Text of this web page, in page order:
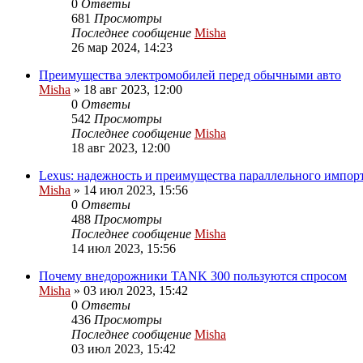
0 Ответы
681 Просмотры
Последнее сообщение Misha
26 мар 2024, 14:23
Преимущества электромобилей перед обычными авто
Misha » 18 авг 2023, 12:00
0 Ответы
542 Просмотры
Последнее сообщение Misha
18 авг 2023, 12:00
Lexus: надежность и преимущества параллельного
Misha » 14 июл 2023, 15:56
0 Ответы
488 Просмотры
Последнее сообщение Misha
14 июл 2023, 15:56
Почему внедорожники TANK 300 пользуются спросом
Misha » 03 июл 2023, 15:42
0 Ответы
436 Просмотры
Последнее сообщение Misha
03 июл 2023, 15:42